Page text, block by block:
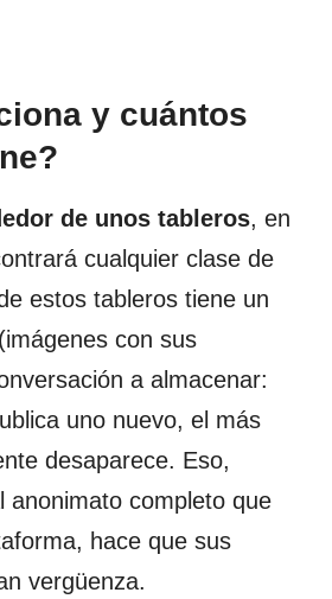
y cuántos
de unos tableros, en
cualquier clase de
estos tableros tiene un
con sus
a almacenar:
uno nuevo, el más
desaparece. Eso,
anonimato completo que
hace que sus
vergüenza.